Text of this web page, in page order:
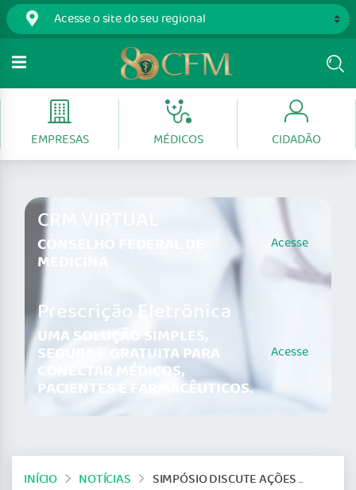
EMPRESAS MÉDICOS CIDADÃO
CRM VIRTUAL
CONSELHO FEDERAL DE
MEDICINA
Acesse
Prescrição Eletrônica
UMA SOLUÇÃO SIMPLES,
SEGURA E GRATUITA PARA
CONECTAR MÉDICOS,
PACIENTES E FARMACÊUTICOS.
Acesse
INÍCIO NOTÍCIAS SIMPÓSIO DISCUTE AÇÕES PARA O CUIDADO DE PACIENTES COM DOENÇAS RARAS